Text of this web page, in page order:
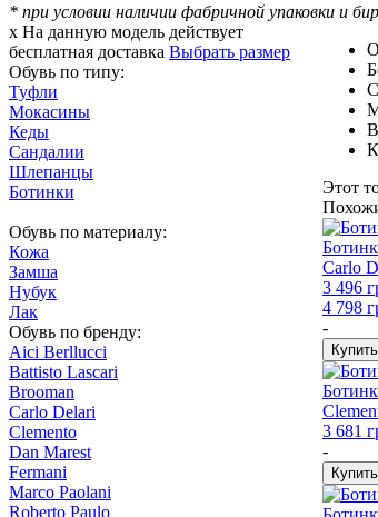
* при условии наличии фабричной упаковки и
Этот
Carlo
3 496
4 798
-
3 681
-
x На данную модель действует
бесплатная доставка Выбрать размер
Обувь по типу:
Туфли
Мокасины
Кеды
Сандалии
Шлепанцы
Ботинки
Обувь по материалу:
Кожа
Замша
Нубук
Лак
Обувь по бренду:
Aici Berllucci
Battisto Lascari
Brooman
Carlo Delari
Clemento
Dan Marest
Fermani
Marco Paolani
Roberto Paulo